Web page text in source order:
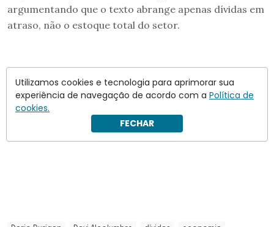
argumentando que o texto abrange apenas dívidas em
atraso, não o estoque total do setor.
Utilizamos cookies e tecnologia para aprimorar sua
experiência de navegação de acordo com a Política de
cookies.
FECHAR